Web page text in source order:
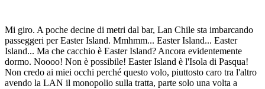
Mi giro. A poche decine di metri dal bar, Lan Chile sta imbarcando
passeggeri per Easter Island. Mmhmm... Easter Island... Easter
Island... Ma che cacchio è Easter Island? Ancora evidentemente
dormo. Noooo! Non è possibile! Easter Island è l'Isola di Pasqua!
Non credo ai miei occhi perché questo volo, piuttosto caro tra l'altro
avendo la LAN il monopolio sulla tratta, parte solo una volta a